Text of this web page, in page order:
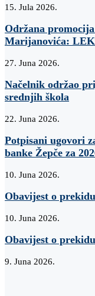
15. Jula 2026.
Održana
Marijanovića:
27. Juna 2026.
Načelnik održao
srednjih škola
22. Juna 2026.
Potpisani ugovori
banke Žepče za
10. Juna 2026.
Obavijest o
10. Juna 2026.
Obavijest o
9. Juna 2026.